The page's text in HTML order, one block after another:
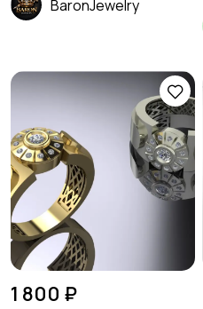
BaronJewelry
1 800 ₽